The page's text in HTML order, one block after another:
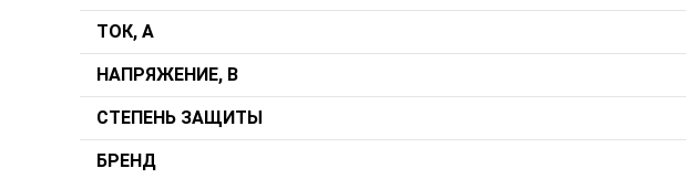
ТОК, А
НАПРЯЖЕНИЕ, В
СТЕПЕНЬ ЗАЩИТЫ
БРЕНД